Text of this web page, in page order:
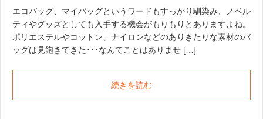
エコバッグ、マイバッグというワードもすっかり馴染み、ノベル
ティやグッズとしても入手する機会がもりもりとありますよね。
ポリエステルやコットン、ナイロンなどのありきたりな素材のバ
ッグは見飽きてきた･･･なんてことはありませ […]
続きを読む